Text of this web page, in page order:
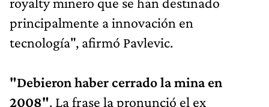
principalmente a innovación en
tecnología", afirmó Pavlevic.
"Debieron haber cerrado la mina en
2008". La frase la pronunció el ex